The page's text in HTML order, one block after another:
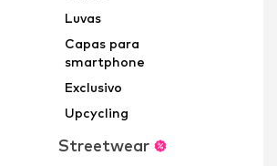
Luvas
Capas para
smartphone
Exclusivo
Upcycling
Streetwear